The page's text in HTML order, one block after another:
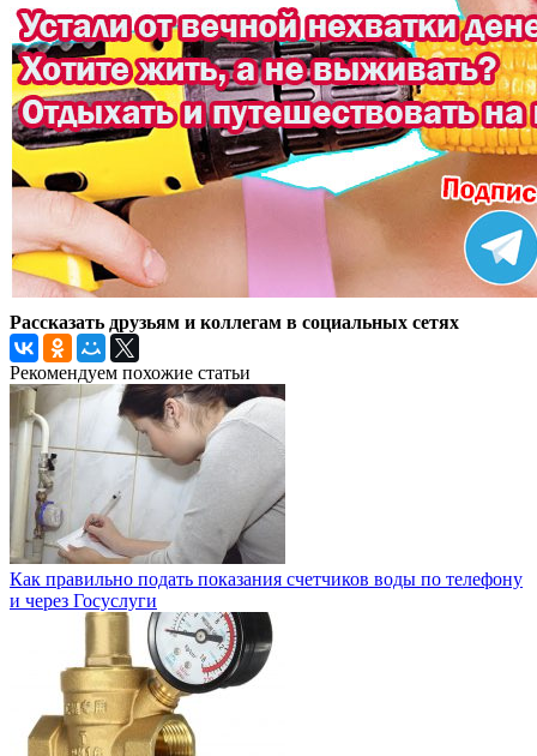
Рассказать друзьям и коллегам в социальных сетях
Рекомендуем похожие статьи
Как правильно подать показания счетчиков воды по телефону
и через Госуслуги